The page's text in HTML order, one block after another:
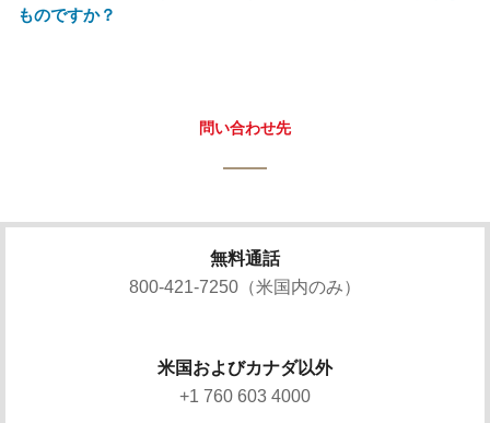
ものですか？
問い合わせ先
無料通話
800-421-7250（米国内のみ）
米国およびカナダ以外
+1 760 603 4000